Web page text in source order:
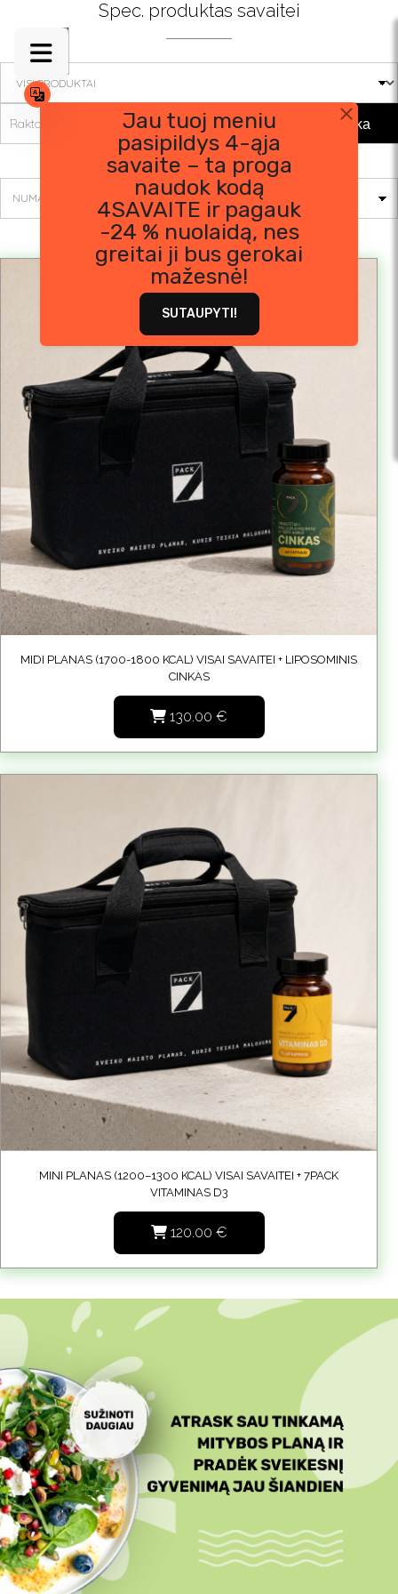
content
Jau tuoj meniu
pasipildys 4-ąja
savaite – ta proga
naudok kodą
4SAVAITE ir pagauk
-24 % nuolaidą, nes
greitai ji bus gerokai
mažesnė!
SUTAUPYTI!
Spec. produktas savaitei
Paieška
Rodomi visi rezultatai: 2
MIDI PLANAS (1700-1800 KCAL) VISAI SAVAITEI + LIPOSOMINIS
CINKAS
130.00 €
MINI PLANAS (1200–1300 KCAL) VISAI SAVAITEI + 7PACK
VITAMINAS D3
120.00 €